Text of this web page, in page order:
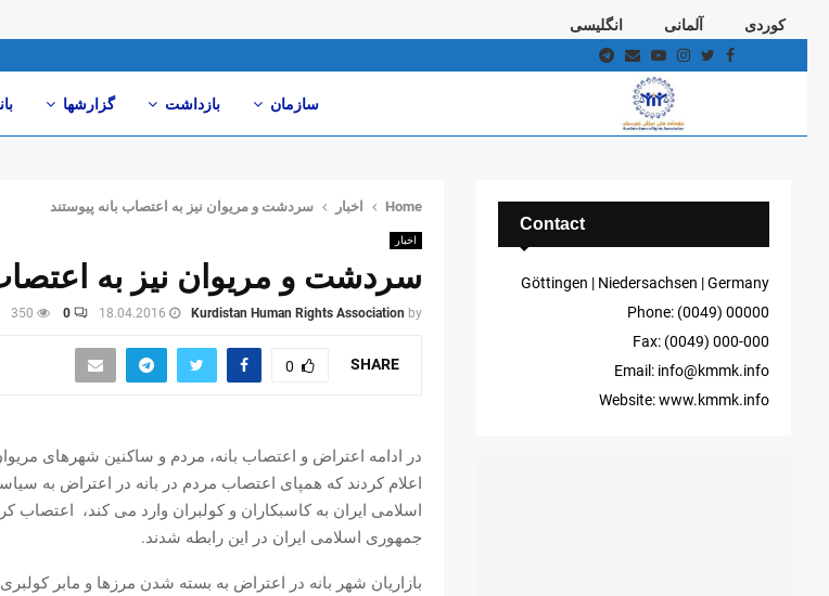
کوردی آلمانی
انگلیسی
Facebook
Twitter
Instagram
Youtube
Email
Telegram
سازمان بازداشت گزارشها
Home اخبار سردشت و مریوان نیز به اعتصاب بانه پیوستند
اخبار
سردشت و مریوان نیز به اعتصاب
by
Kurdistan Human Rights Association
18.04.2016
0
350
SHARE
0
در ادامه اعتراض و اعتصاب بانه، مردم و ساکنین شهرهای
اعلام کردند که همپای اعتصاب مردم در بانه در اعتراض به
اسلامی ایران به کاسبکاران و کولبران وارد می کند، اعتصاب
جمهوری اسلامی ایران در این رابطه شدند.
بازاریان شهر بانە در اعتراض بە بستە شدن مرزها و مابر
Contact
Göttingen | Niedersachsen | Germany
Phone: (0049) 00000
Fax: (0049) 000-000
Email: info@kmmk.info
Website: www.kmmk.info